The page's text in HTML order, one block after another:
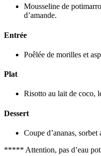
Mousseline de
d’amande.
Entrée
Poêlée de morilles et
Plat
Risotto au lait de coco,
Dessert
Coupe d’ananas, sorbet
***** Attention, pas d’eau